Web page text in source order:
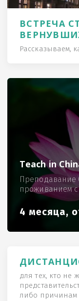
ВСТРЕЧА
Рассказываем,
Teach in
Преподавание
проживанием с
4 месяца,
для тех, кто не
либо